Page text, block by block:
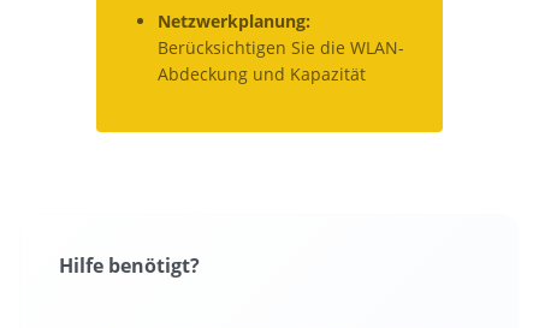
Netzwerkplanung:
Berücksichtigen Sie die WLAN-
Abdeckung und Kapazität
Hilfe benötigt?